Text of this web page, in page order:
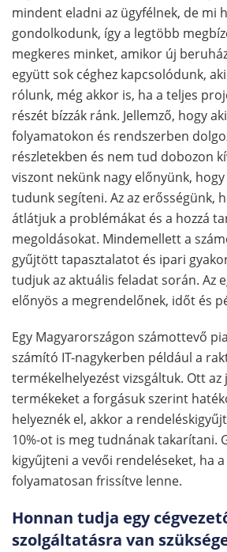
mindent eladni az ügyfélnek, de mi
gondolkodunk, így a legtöbb
megkeres minket, amikor új
együtt sok céghez kapcsolódunk,
rólunk, még akkor is, ha a teljes
részét bízzák ránk. Jellemző, hogy
folyamatokon és rendszerben
részletekben és nem tud dobozon
viszont nekünk nagy előnyünk,
tudunk segíteni. Az az erősségünk,
átlátjuk a problémákat és a hozzá
megoldásokat. Mindemellett a
gyűjtött tapasztalatot és ipari
tudjuk az aktuális feladat során. Az
előnyös a megrendelőnek, időt és
Egy Magyarországon számottevő
számító IT-nagykerben például a
termékelhelyezést vizsgáltuk. Ott az
termékeket a forgásuk szerint
helyeznék el, akkor a
10%-ot is meg tudnának takarítani.
kigyűjteni a vevői rendeléseket, ha
folyamatosan frissítve lenne.
Honnan tudja egy
szolgáltatásra van